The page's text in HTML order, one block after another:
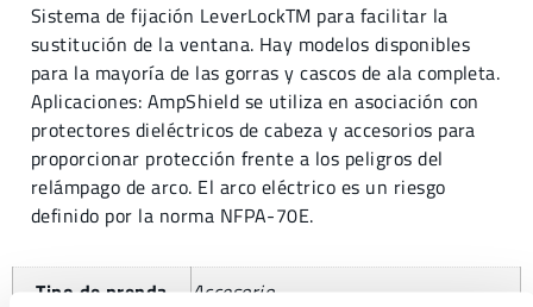
Sistema de fijación LeverLockTM para facilitar la
sustitución de la ventana. Hay modelos disponibles
para la mayoría de las gorras y cascos de ala completa.
Aplicaciones: AmpShield se utiliza en asociación con
protectores dieléctricos de cabeza y accesorios para
proporcionar protección frente a los peligros del
relámpago de arco. El arco eléctrico es un riesgo
definido por la norma NFPA-70E.
Tipo de prenda Accesorio